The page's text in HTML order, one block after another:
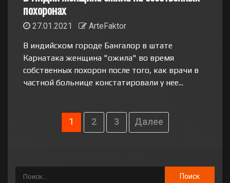
похоронах
27.01.2021
ArteFaktor
В индийском городе Бангалор в штате
Карнатака женщина "ожила" во время
собственных похорон после того, как врачи в
частной больнице констатировали у нее...
1 2 3 Далее